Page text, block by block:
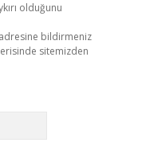
olduğunu
adresine bildirmeniz
sitemizden